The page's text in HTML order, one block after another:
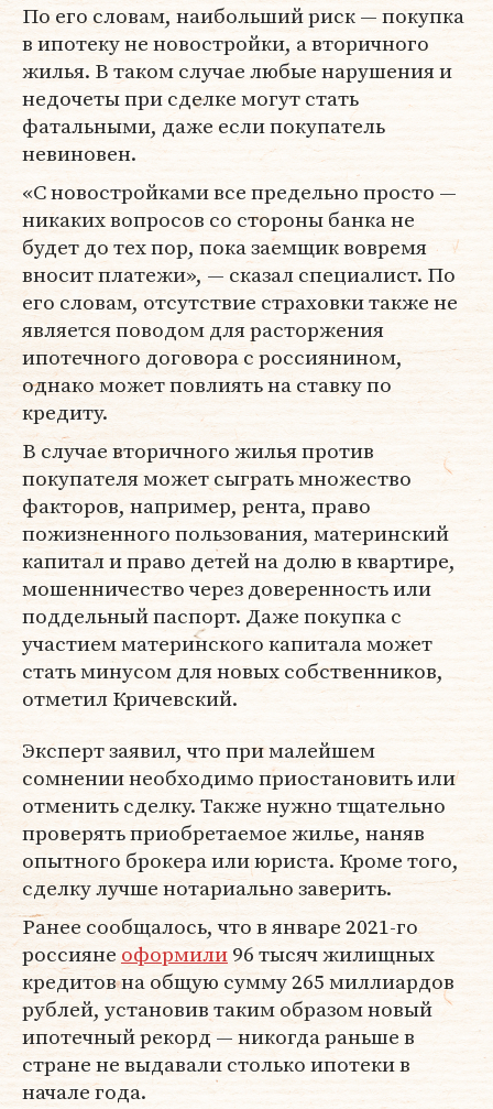
По его словам, наибольший риск — покупка
в ипотеку не новостройки, а вторичного
жилья. В таком случае любые нарушения и
недочеты при сделке могут стать
фатальными, даже если покупатель
невиновен.
«С новостройками все предельно просто —
никаких вопросов со стороны банка не
будет до тех пор, пока заемщик вовремя
вносит платежи», — сказал специалист. По
его словам, отсутствие страховки также не
является поводом для расторжения
ипотечного договора с россиянином,
однако может повлиять на ставку по
кредиту.
В случае вторичного жилья против
покупателя может сыграть множество
факторов, например, рента, право
пожизненного пользования, материнский
капитал и право детей на долю в квартире,
мошенничество через доверенность или
поддельный паспорт. Даже покупка с
участием материнского капитала может
стать минусом для новых собственников,
отметил Кричевский.
Эксперт заявил, что при малейшем
сомнении необходимо приостановить или
отменить сделку. Также нужно тщательно
проверять приобретаемое жилье, наняв
опытного брокера или юриста. Кроме того,
сделку лучше нотариально заверить.
Ранее сообщалось, что в январе 2021-го
россияне оформили96 тысяч жилищных
кредитов на общую сумму 265 миллиардов
рублей, установив таким образом новый
ипотечный рекорд — никогда раньше в
стране не выдавали столько ипотеки в
начале года.